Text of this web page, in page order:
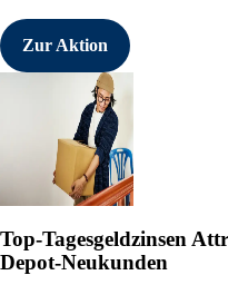
Zur Aktion
Top-Tagesgeldzinsen
Depot-Neukunden